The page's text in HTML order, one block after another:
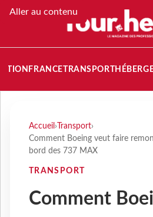
Aller au contenu
FRANCETRANSPORT
Accueil › Transport›
Comment Boeing veut faire
bord des 737 MAX
TRANSPORT
Comment